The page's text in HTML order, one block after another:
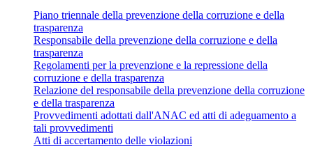
Piano triennale della prevenzione della corruzione e della
trasparenza
Responsabile della prevenzione della corruzione e della
trasparenza
Regolamenti per la prevenzione e la repressione della
corruzione e della trasparenza
Relazione del responsabile della prevenzione della corruzione
e della trasparenza
Provvedimenti adottati dall'ANAC ed atti di adeguamento a
tali provvedimenti
Atti di accertamento delle violazioni